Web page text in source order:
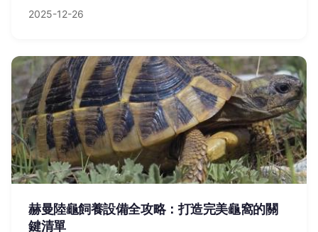
2025-12-26
赫曼陸龜飼養設備全攻略：打造完美龜窩的關
鍵清單